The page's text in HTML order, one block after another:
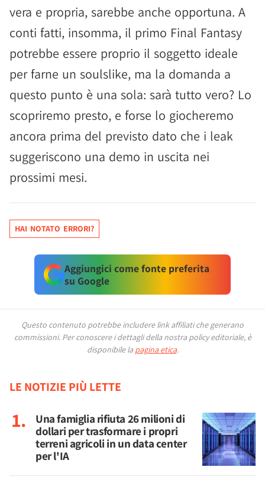
vera e propria, sarebbe anche opportuna. A
conti fatti, insomma, il primo Final Fantasy
potrebbe essere proprio il soggetto ideale
per farne un soulslike, ma la domanda a
questo punto è una sola: sarà tutto vero? Lo
scopriremo presto, e forse lo giocheremo
ancora prima del previsto dato che i leak
suggeriscono una demo in uscita nei
prossimi mesi.
HAI NOTATO ERRORI?
Aggiungici come fonte preferita
su Google
Questo contenuto potrebbe includere link affiliati che generano
commissioni. Per conoscere i dettagli della nostra policy editoriale, è
disponibile la pagina etica.
LE NOTIZIE PIÙ LETTE
Una famiglia rifiuta 26 milioni di
dollari per trasformare i propri
terreni agricoli in un data center
per l'IA